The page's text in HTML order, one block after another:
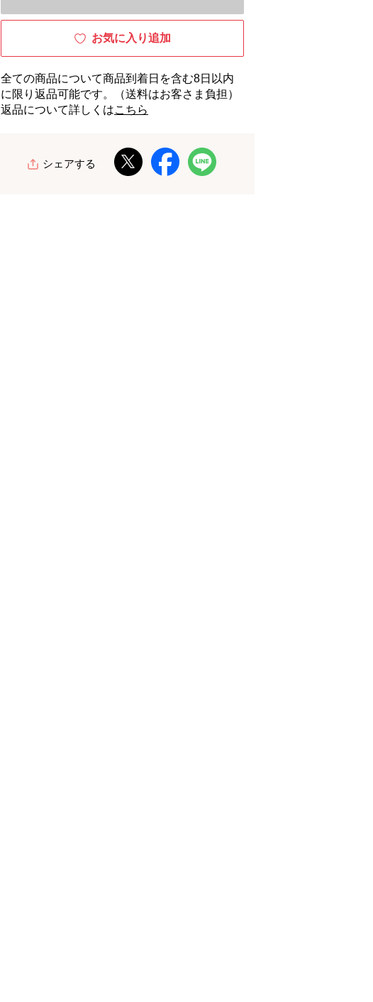
お気に入り追加
全ての商品について商品到着日を含む8日以内
に限り返品可能です。（送料はお客さま負担）
返品について詳しくはこちら
シェアする